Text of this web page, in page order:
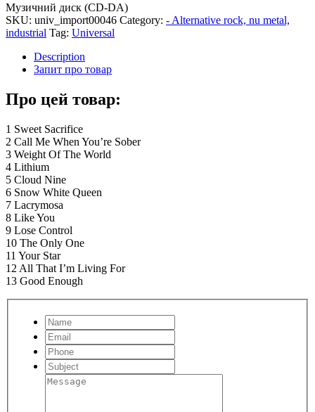
Музичний диск (CD-DA)
SKU: univ_import00046 Category: - Alternative rock, nu metal,
industrial Tag: Universal
Description
Запит про товар
Про цей товар:
1 Sweet Sacrifice
2 Call Me When You’re Sober
3 Weight Of The World
4 Lithium
5 Cloud Nine
6 Snow White Queen
7 Lacrymosa
8 Like You
9 Lose Control
10 The Only One
11 Your Star
12 All That I’m Living For
13 Good Enough